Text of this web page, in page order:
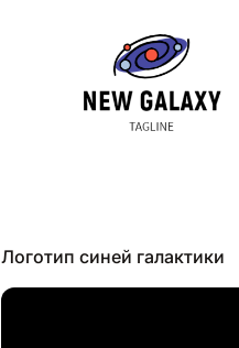
Логотип синей галактики